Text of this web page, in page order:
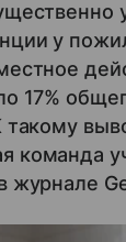
у
17%
такому
команда
журнале